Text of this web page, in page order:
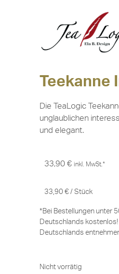
Teekanne
Die TeaLogic
unglaublichen
und elegant.
33,90 € inkl. MwSt.*
33,90 € / Stück
*Bei Bestellungen unter
Deutschlands
Deutschlands
Nicht vorrätig